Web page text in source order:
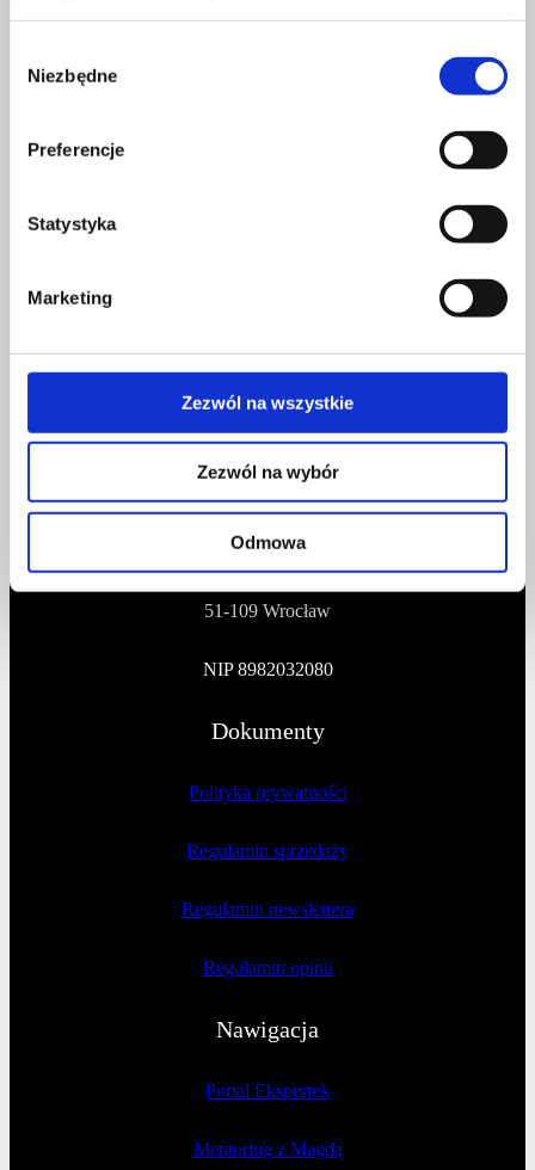
zgody
Niezbędne
Preferencje
Statystyka
Marketing
Zezwól na wszystkie
Zezwól na wybór
Odmowa
81 1090 2398 0000 0001 0191 1368
Adres
Na Polance 16A lok.9
51-109 Wrocław
NIP 8982032080
Dokumenty
Polityka prywatności
Regulamin sprzedaży
Regulamin newslettera
Regulamin opinii
Nawigacja
Portal Ekspertek
Mentoring z Magdą